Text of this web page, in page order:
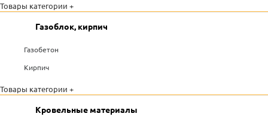
Товары категории +
Газоблок, кирпич
Газобетон
Кирпич
Товары категории +
Кровельные материалы